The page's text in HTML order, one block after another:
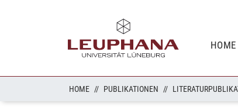
HOME
HOME PUBLIKATIONEN